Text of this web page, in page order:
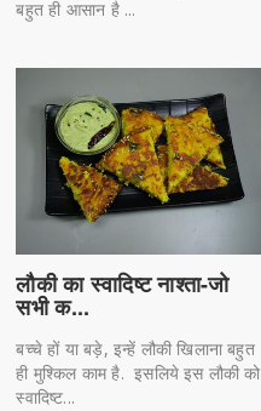
बहुत ही आसान है ...
लौकी का स्वादिष्ट नाश्ता-जो
सभी क...
बच्चे हों या बड़े, इन्हें लौकी खिलाना बहुत
ही मुश्किल काम है. इसलिये इस लौकी को
स्वादिष्ट...